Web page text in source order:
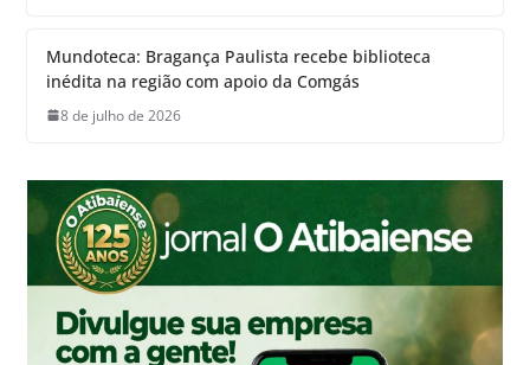
Mundoteca: Bragança Paulista recebe biblioteca
inédita na região com apoio da Comgás
8 de julho de 2026